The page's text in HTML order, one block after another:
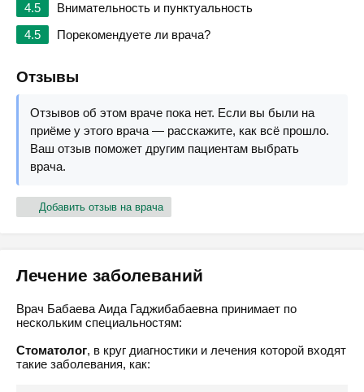
4.5
Внимательность и пунктуальность
4.5
Порекомендуете ли врача?
Отзывы
Отзывов об этом враче пока нет. Если вы были на
приёме у этого врача — расскажите, как всё прошло.
Ваш отзыв поможет другим пациентам выбрать
врача.
Добавить отзыв на врача
Лечение заболеваний
Врач Бабаева Аида Гаджибабаевна принимает по
нескольким специальностям:
Стоматолог, в круг диагностики и лечения которой входят
такие заболевания, как: